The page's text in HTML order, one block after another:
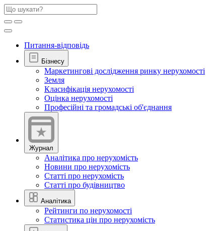
Питання-відповідь
Бізнесу
Маркетингові дослідження ринку нерухомості
Земля
Класифікація нерухомості
Оцінка нерухомості
Професійні та громадські об'єднання
Журнал
Аналітика про нерухомість
Новини про нерухомість
Статті про нерухомість
Статті про будівництво
Аналітика
Рейтинги по нерухомості
Статистика цін про нерухомість